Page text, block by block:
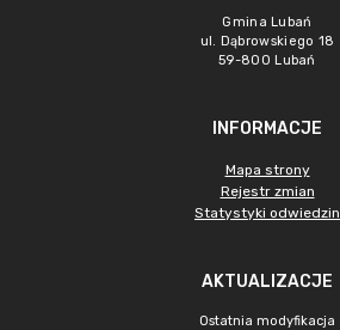
Gmina Lubań
ul. Dąbrowskiego 18
59-800 Lubań
INFORMACJE
Mapa strony
Rejestr zmian
Statystyki odwiedzin
AKTUALIZACJE
Ostatnia modyfikacja